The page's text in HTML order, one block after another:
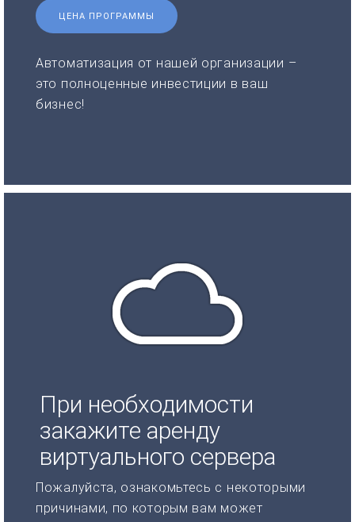
ЦЕНА ПРОГРАММЫ
Автоматизация от нашей организации –
это полноценные инвестиции в ваш
бизнес!
При необходимости
закажите аренду
виртуального сервера
Пожалуйста, ознакомьтесь с некоторыми
причинами, по которым вам может